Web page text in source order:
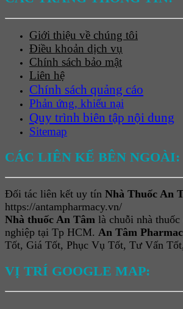
Giới thiệu về chúng tôi
Điều khoản dịch vụ
Chính sách bảo mật
Liên hệ
Chính sách quảng cáo
Phản ứng, khiếu nại
Quy trình biên tập nội dung
Sitemap
CÁC LIÊN KẾ BÊN NGOÀI:
Đối tác liên kết uy tín Nhà Thuốc An
https://antampharmacy.vn/
Nhà thuốc An Tâm là chuỗi nhà
nghiệp tại Tp HCM. An Tâm
Tốt, Giá Tốt, Phục Vụ Tốt, Tư Vấn
VỊ TRÍ GOOGLE MAP: